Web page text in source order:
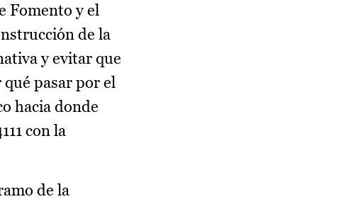
Fomento y el
de la
y evitar que
pasar por el
hacia donde
con la
de la